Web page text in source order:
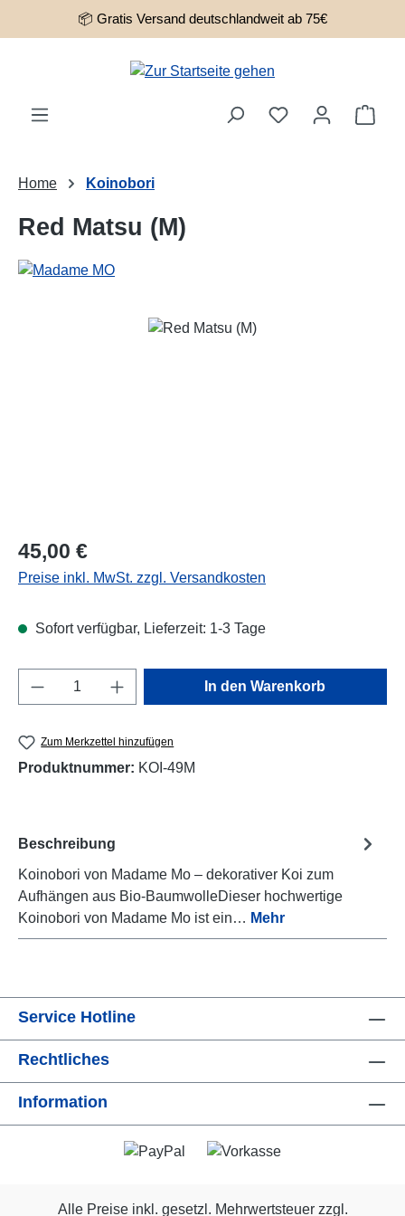
Zum Hauptinhalt springen
📦 Gratis Versand deutschlandweit ab 75€
Home Koinobori
Red Matsu (M)
Bildergalerie überspringen
Regulärer Preis:
45,00 €
Preise inkl. MwSt. zzgl. Versandkosten
Sofort verfügbar, Lieferzeit: 1-3 Tage
Produkt Anzahl: Gib den gewünschten
In den Warenkorb
Zum Merkzettel hinzufügen
Produktnummer: KOI-49M
Beschreibung
Koinobori von Madame Mo – dekorativer Koi zum
Aufhängen aus Bio-BaumwolleDieser hochwertige
Koinobori von Madame Mo ist ein… Mehr
Service Hotline
Rechtliches
Information
Alle Preise inkl. gesetzl. Mehrwertsteuer zzgl.